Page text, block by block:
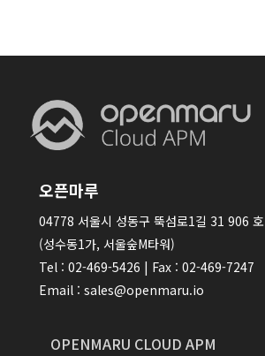
오픈마루
04778 서울시 성동구 뚝섬로1길 31 906 호
(성수동1가, 서울숲M타워)
Tel : 02-469-5426 | Fax : 02-469-7247
Email : sales@openmaru.io
OPENMARU CLOUD APM